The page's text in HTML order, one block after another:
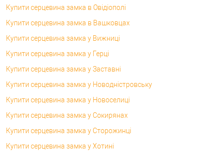
Купити серцевина замка в Овідіополі
Купити серцевина замка в Вашковцах
Купити серцевина замка у Вижниці
Купити серцевина замка у Герці
Купити серцевина замка у Заставні
Купити серцевина замка у Новодністровську
Купити серцевина замка у Новоселиці
Купити серцевина замка у Сокирянах
Купити серцевина замка у Сторожинці
Купити серцевина замка у Хотині